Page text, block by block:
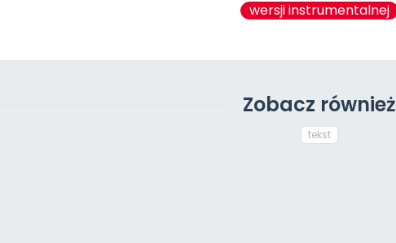
wersji instrumentalnej
Zobacz również
tekst